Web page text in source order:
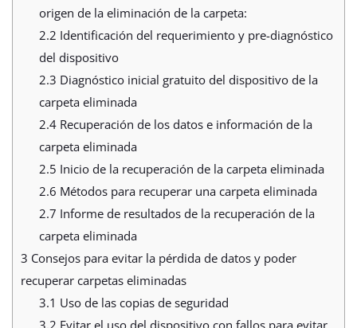
origen de la eliminación de la carpeta:
2.2 Identificación del requerimiento y pre-diagnóstico
del dispositivo
2.3 Diagnóstico inicial gratuito del dispositivo de la
carpeta eliminada
2.4Recuperación de los datos e información de la
carpeta eliminada
2.5 Inicio de la recuperación de la carpeta eliminada
2.6 Métodos para recuperar una carpeta eliminada
2.7 Informe de resultados de la recuperación de la
carpeta eliminada
3 Consejos para evitar la pérdida de datos y poder
recuperar carpetas eliminadas
3.1 Uso de las copias de seguridad